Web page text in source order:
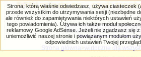
PRIV.gtlodz.eu - czyli
Wyszukiwanie
Strona główna widoczne dla
Strona, którą właśnie odwiedzasz, używa ciasteczek
przede wszystkim do utrzymywania sesji (niezbędne
ale również do zapamiętywania niektórych ustawień
tego powiadomienia). Używa ich także moduł
reklamowy Google AdSense. Jeżeli nie zgadzasz się
uniemożliwić naszej stronie i powiązanym modułom
odpowiednich ustawień Twojej